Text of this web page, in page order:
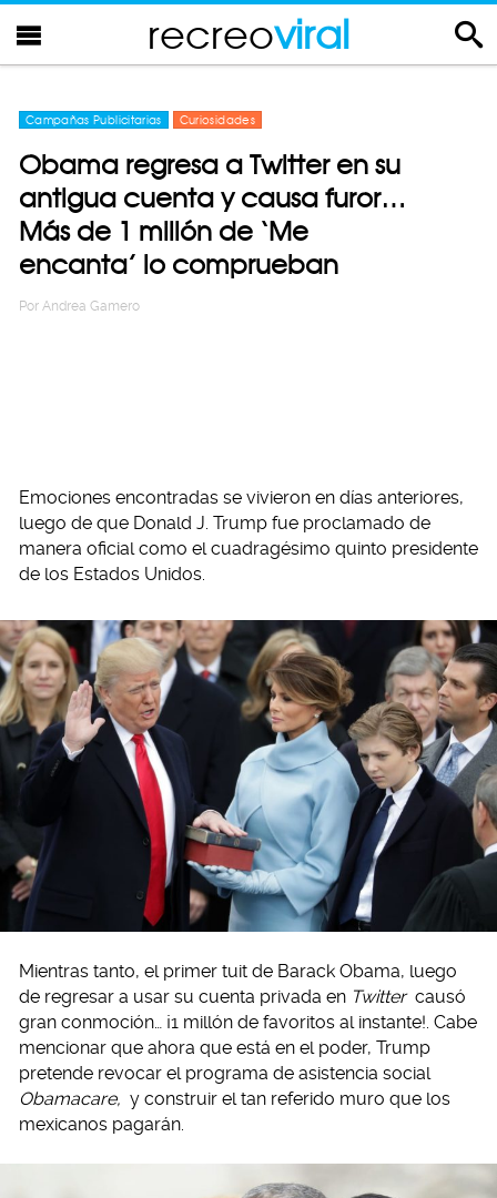
recreoviral
Campañas Publicitarias Curiosidades
Obama regresa a Twitter en su
antigua cuenta y causa furor…
Más de 1 millón de ‘Me
encanta’ lo comprueban
Por Andrea Gamero
Emociones encontradas se vivieron en días anteriores,
luego de que Donald J. Trump fue proclamado de
manera oficial como el cuadragésimo quinto presidente
de los Estados Unidos.
Mientras tanto, el primer tuit de Barack Obama, luego
de regresar a usar su cuenta privada en Twitter causó
gran conmoción… ¡1 millón de favoritos al instante!. Cabe
mencionar que ahora que está en el poder, Trump
pretende revocar el programa de asistencia social
Obamacare, y construir el tan referido muro que los
mexicanos pagarán.